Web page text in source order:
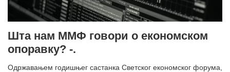
Шта нам ММФ говори о економском
опоравку? -.
Одржавањем годишњег састанка Светског економског форума,